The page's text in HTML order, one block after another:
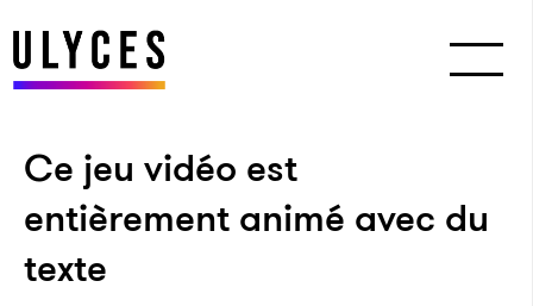
Ce jeu vidéo est
entièrement animé avec du
texte